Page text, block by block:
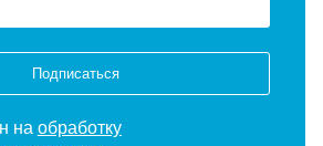
Подписаться
на обработку